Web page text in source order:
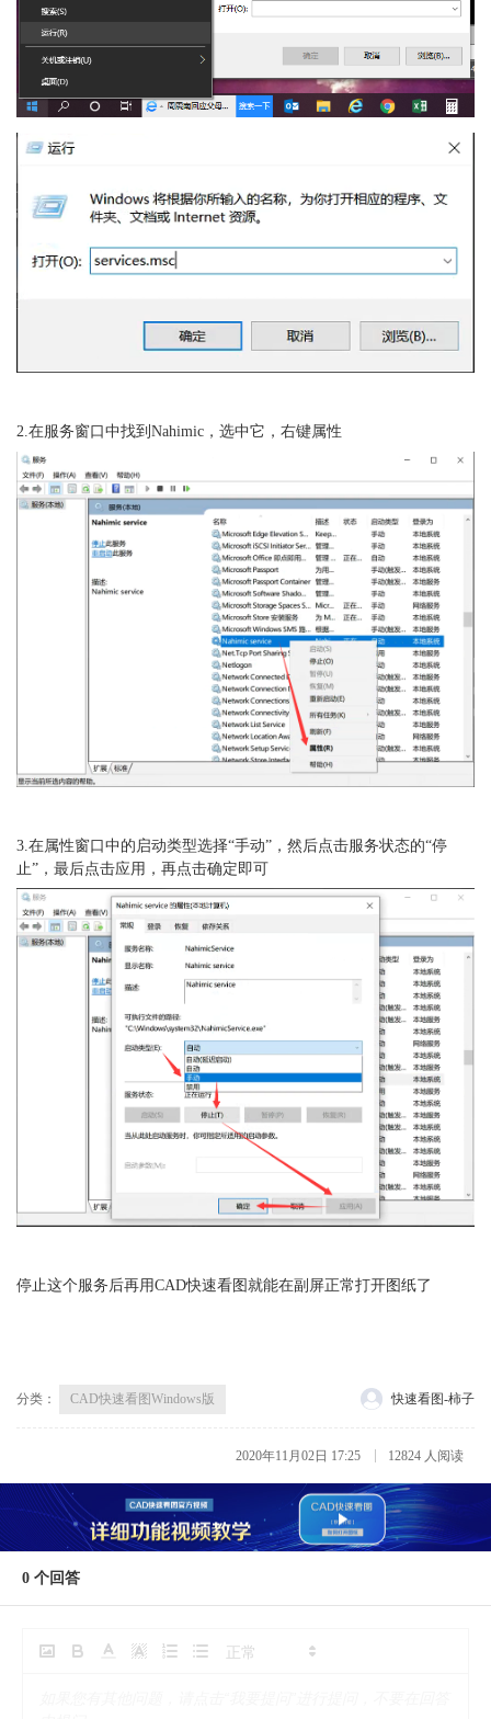
2.在服务窗口中找到Nahimic，选中它，右键属性
3.在属性窗口中的启动类型选择“手动”，然后点击服务状态的“停
止”，最后点击应用，再点击确定即可
停止这个服务后再用CAD快速看图就能在副屏正常打开图纸了
分类： CAD快速看图Windows版 快速看图-柿子
2020年11月02日 17:25 12824 人阅读
0 个回答